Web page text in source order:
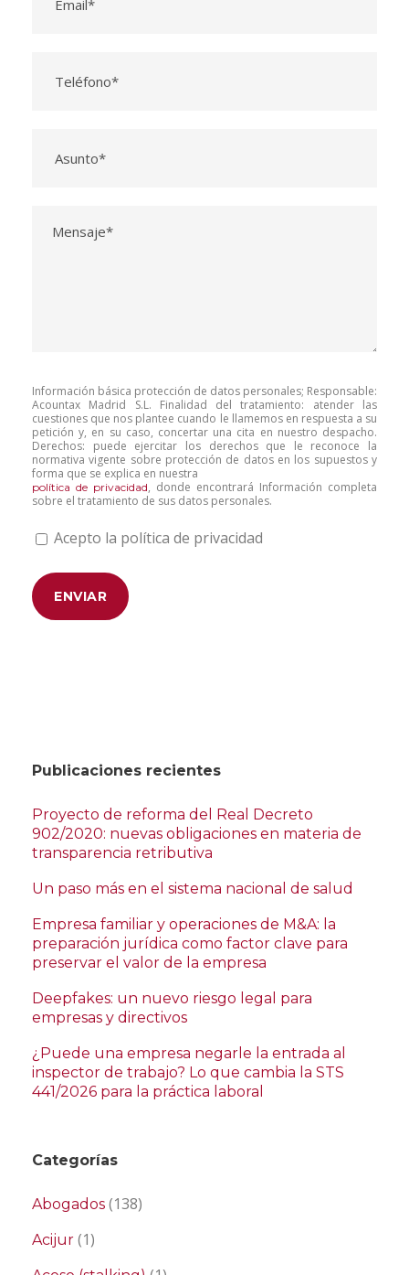
Información básica protección de datos personales; Responsable:
Acountax Madrid S.L. Finalidad del tratamiento: atender las
cuestiones que nos plantee cuando le llamemos en respuesta a su
petición y, en su caso, concertar una cita en nuestro despacho.
Derechos: puede ejercitar los derechos que le reconoce la
normativa vigente sobre protección de datos en los supuestos y
forma que se explica en nuestra
política de privacidad, donde encontrará Información completa
sobre el tratamiento de sus datos personales.
Acepto la política de privacidad
Publicaciones recientes
Proyecto de reforma del Real Decreto
902/2020: nuevas obligaciones en materia de
transparencia retributiva
Un paso más en el sistema nacional de salud
Empresa familiar y operaciones de M&A: la
preparación jurídica como factor clave para
preservar el valor de la empresa
Deepfakes: un nuevo riesgo legal para
empresas y directivos
¿Puede una empresa negarle la entrada al
inspector de trabajo? Lo que cambia la STS
441/2026 para la práctica laboral
Categorías
Abogados (138)
Acijur (1)